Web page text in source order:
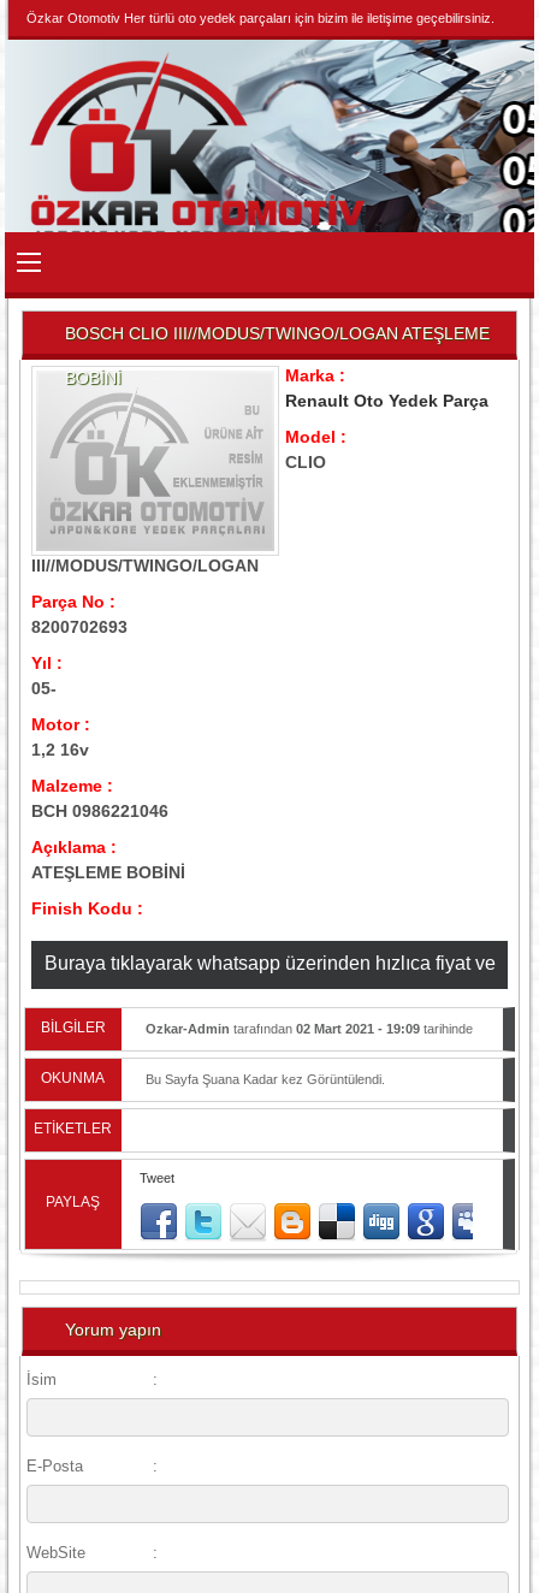
Özkar Otomotiv Her türlü oto yedek parçaları için bizim ile iletişime geçebilirsiniz.
BOSCH CLIO III//MODUS/TWINGO/LOGAN ATEŞLEME
BOBİNİ
Marka :
Renault Oto Yedek Parça
Model :
CLIO
III//MODUS/TWINGO/LOGAN
Parça No :
8200702693
Yıl :
05-
Motor :
1,2 16v
Malzeme :
BCH 0986221046
Açıklama :
ATEŞLEME BOBİNİ
Finish Kodu :
Buraya tıklayarak whatsapp üzerinden hızlıca fiyat ve
stok bilgisi alabilirsiniz
BİLGİLER Ozkar-Admin tarafından 02 Mart 2021 - 19:09tarihinde
OKUNMA Bu Sayfa Şuana Kadar kez Görüntülendi.
ETİKETLER
PAYLAŞ
Tweet
Yorum yapın
İsim :
E-Posta :
WebSite :